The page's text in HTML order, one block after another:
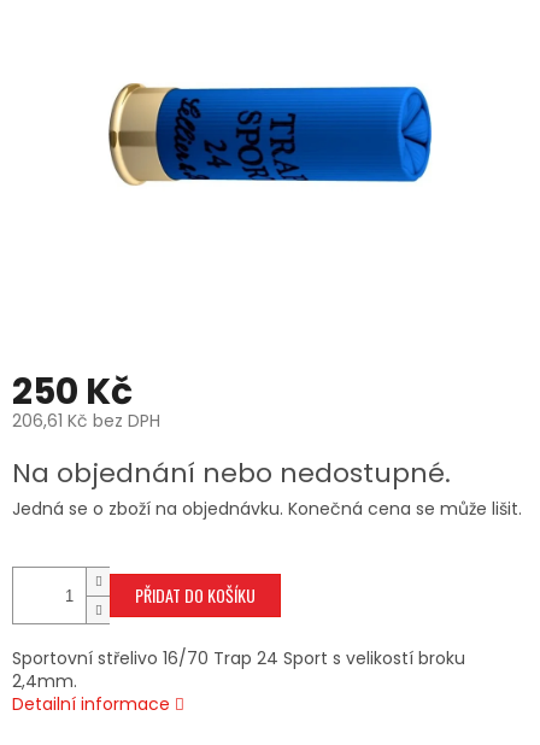
250 Kč
206,61 Kč bez DPH
cena:
Na objednání nebo nedostupné.
Jedná se o zboží na objednávku. Konečná cena se může lišit.
PŘIDAT DO KOŠÍKU
Sportovní střelivo 16/70 Trap 24 Sport s velikostí broku
2,4mm.
Detailní informace